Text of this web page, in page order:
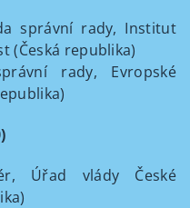
správní rady, Institut
(Česká republika)
rady, Evropské
Úřad vlády České